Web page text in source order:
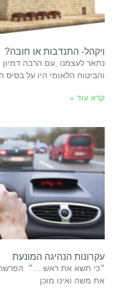
ויקהל- התנדבות או חובה?
‬והביטוח‭ ‬הלאומי‭ ‬היו‭ ‬על‭ ‬בסיס‭ ‬התנדבותי‭,
קרא עוד »
עקרונות הנהיגה המונעת
‬את‭ ‬משה‭ ‬ואינו‭ ‬מוכן‭